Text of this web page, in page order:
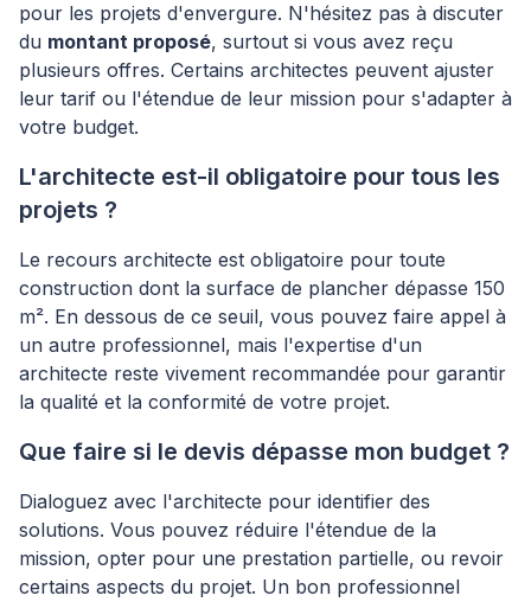
pour les projets d'envergure. N'hésitez pas à discuter
du montant proposé, surtout si vous avez reçu
plusieurs offres. Certains architectes peuvent ajuster
leur tarif ou l'étendue de leur mission pour s'adapter à
votre budget.
L'architecte est-il obligatoire pour tous les
projets ?
Le recours architecte est obligatoire pour toute
construction dont la surface de plancher dépasse 150
m². En dessous de ce seuil, vous pouvez faire appel à
un autre professionnel, mais l'expertise d'un
architecte reste vivement recommandée pour garantir
la qualité et la conformité de votre projet.
Que faire si le devis dépasse mon budget ?
Dialoguez avec l'architecte pour identifier des
solutions. Vous pouvez réduire l'étendue de la
mission, opter pour une prestation partielle, ou revoir
certains aspects du projet. Un bon professionnel